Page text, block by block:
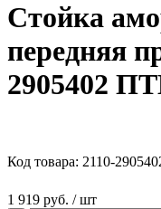
Стойка
передняя
2905402
Код товара: 2110-
1 919 руб. / шт